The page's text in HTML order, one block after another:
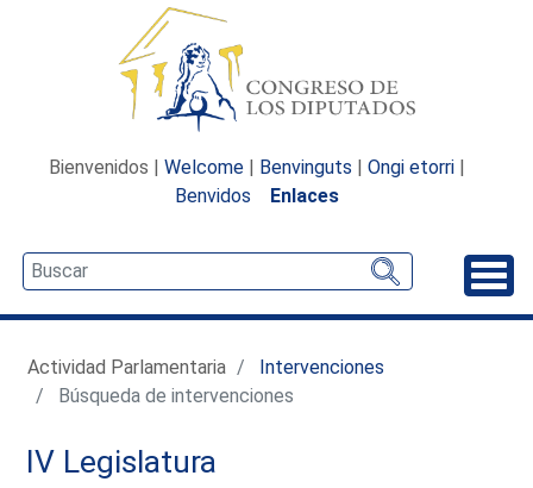
Bienvenidos | Welcome | Benvinguts | Ongi etorri |
Benvidos
Enlaces
Actividad Parlamentaria
Intervenciones
Búsqueda de intervenciones
IV Legislatura